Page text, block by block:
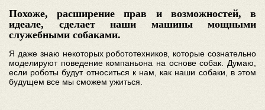
Похоже, расширение прав и возможностей, в
идеале, сделает наши машины мощными
служебными собаками.
Я даже знаю некоторых робототехников, которые сознательно
моделируют поведение компаньона на основе собак. Думаю,
если роботы будут относиться к нам, как наши собаки, в этом
будущем все мы сможем ужиться.